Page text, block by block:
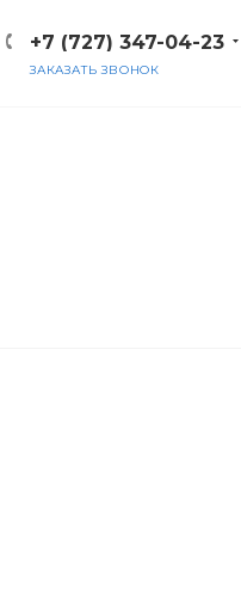
+7 (727) 347-04-23
ЗАКАЗАТЬ ЗВОНОК